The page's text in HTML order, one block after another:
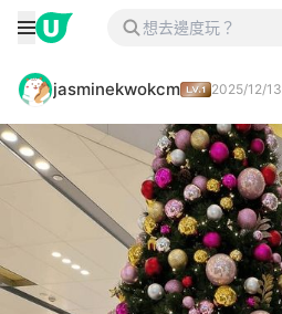
jasminekwokcm 2025/12/13